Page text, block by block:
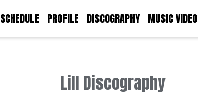
SCHEDULE PROFILE DISCOGRAPHY MUSIC VIDEO
Lill Discography